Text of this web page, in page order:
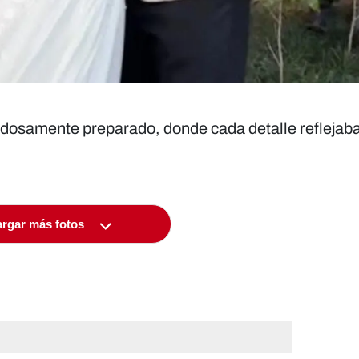
preparado, donde cada detalle
más fotos